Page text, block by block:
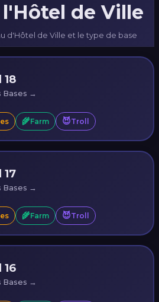
l'Hôtel de Ville
d'Hôtel de Ville et le type de base
18
Bases →
🌾Farm 😈Troll
17
Bases →
🌾Farm 😈Troll
16
Bases →